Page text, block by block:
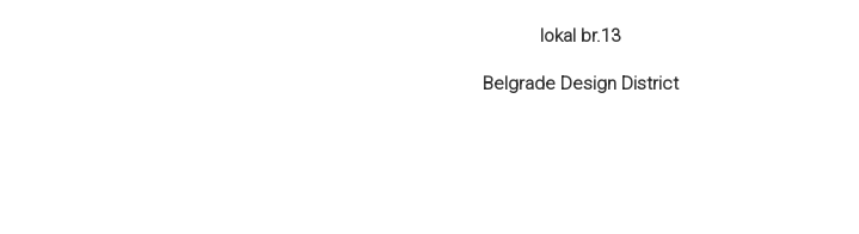
lokal br.13
Belgrade Design District